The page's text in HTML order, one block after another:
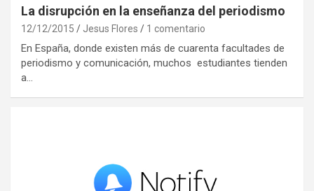
La disrupción en la enseñanza del periodismo
12/12/2015 Jesus Flores 1 comentario
En España, donde existen más de cuarenta facultades de
periodismo y comunicación, muchos estudiantes tienden
a…